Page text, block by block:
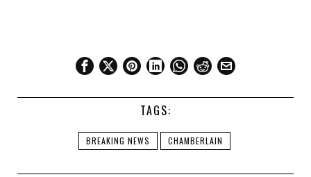
TAGS:
BREAKING NEWS CHAMBERLAIN